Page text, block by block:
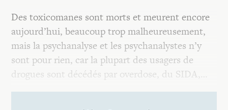
Des toxicomanes sont morts et meurent encore
aujourd’hui, beaucoup trop malheureusement,
mais la psychanalyse et les psychanalystes n’y
sont pour rien, car la plupart des usagers de
drogues sont décédés par overdose, du SIDA,…